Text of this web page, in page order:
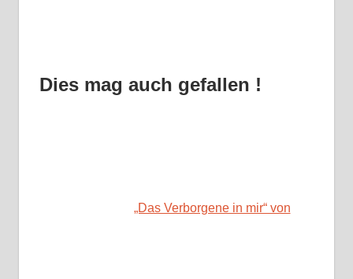
Dies mag auch gefallen !
„Das Verborgene in mir“ von